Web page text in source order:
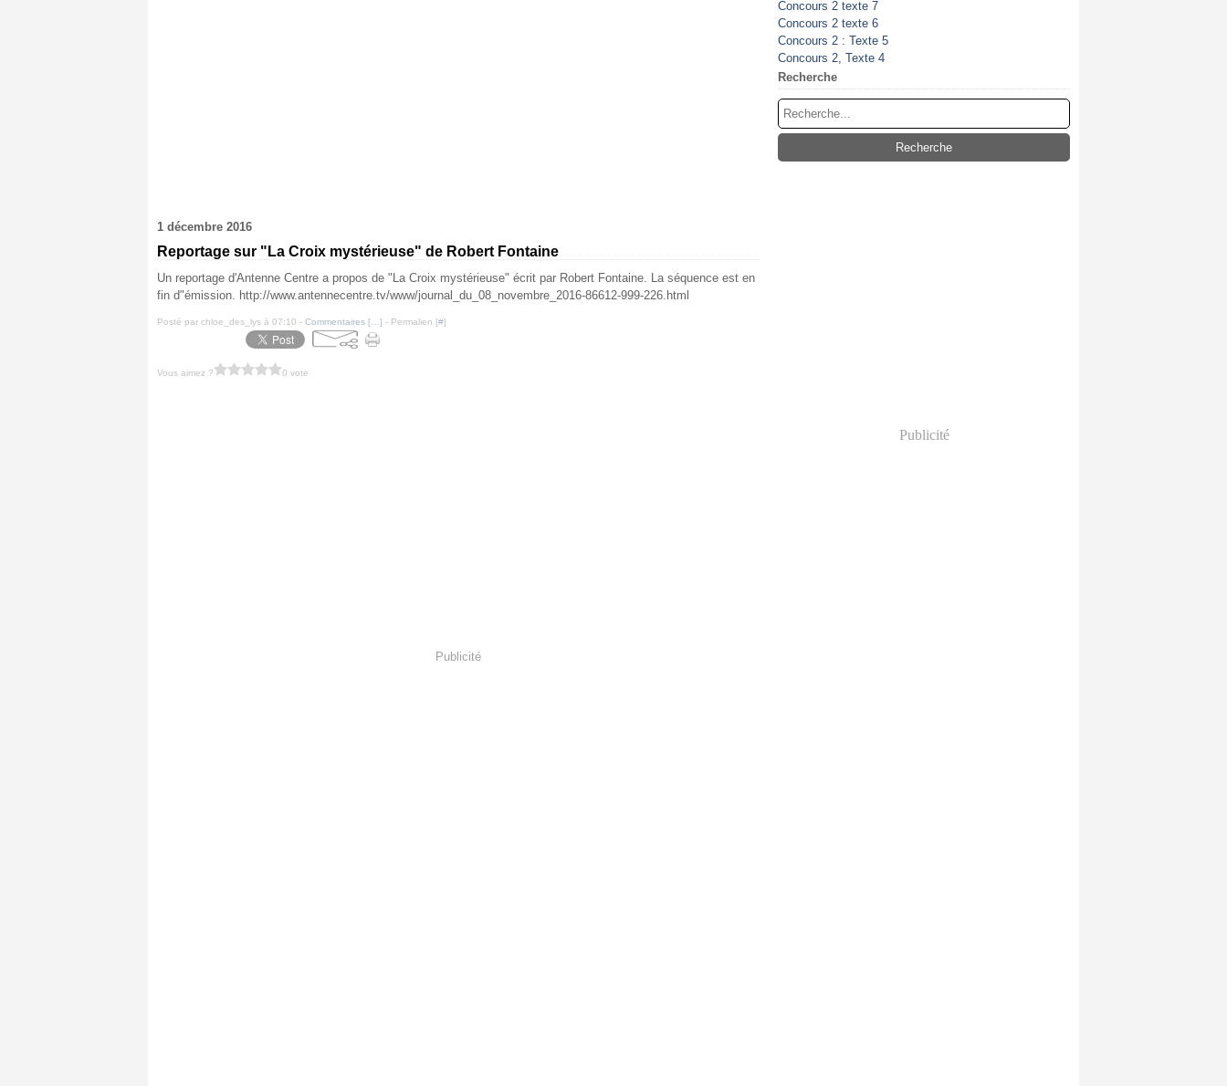
1 décembre 2016
Reportage sur "La Croix mystérieuse" de Robert Fontaine
Un reportage d'Antenne Centre a propos de "La Croix mystérieuse" écrit par Robert Fontaine. La séquence est en
fin d"émission. http://www.antennecentre.tv/www/journal_du_08_novembre_2016-86612-999-226.html
Posté par chloe_des_lys à 07:10 - Commentaires [ ] - Permalien [#]
Vous aimez ? 0 vote
Publicité
Concours 2 texte 7
Concours 2 texte 6
Concours 2 : Texte 5
Concours 2, Texte 4
Recherche
Publicité